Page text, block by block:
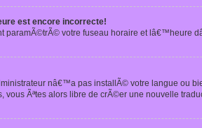
est encore incorrecte!
paramÃ©trÃ© votre fuseau horaire et
nâ€™a pas installÃ© votre langue ou
Ãªtes alors libre de crÃ©er une nouvelle